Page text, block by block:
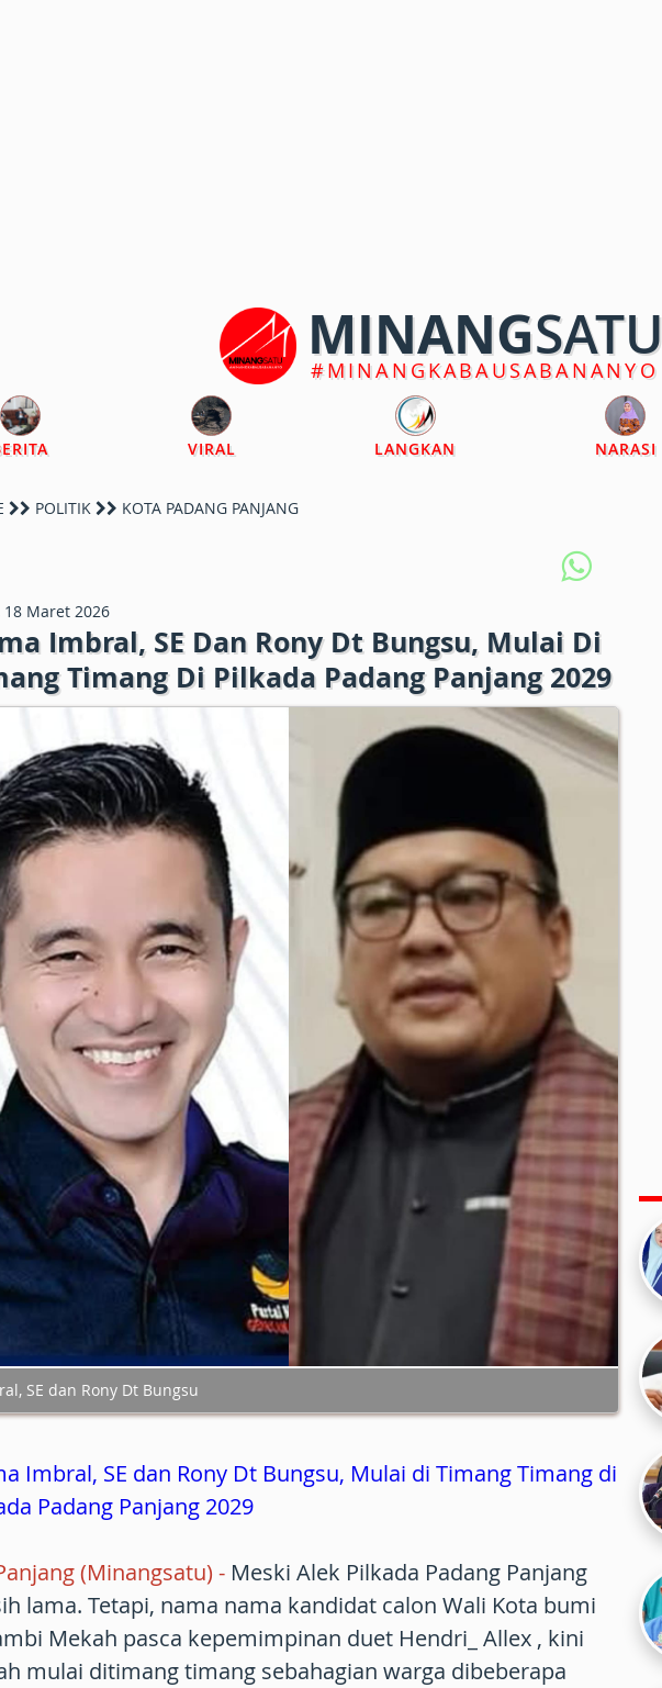
MINANGSATU
#MINANGKABAUSABANANYO
VIRAL LANGKAN NARASI
POLITIK KOTA PADANG PANJANG
18 Maret 2026
Imbral, SE Dan Rony Dt Bungsu, Mulai Di
Timang Di Pilkada Padang Panjang 2029
SE dan Rony Dt Bungsu
Imbral, SE dan Rony Dt Bungsu, Mulai di Timang Timang di
Padang Panjang 2029
(Minangsatu) - Meski Alek Pilkada Padang Panjang
lama. Tetapi, nama nama kandidat calon Wali Kota bumi
Mekah pasca kepemimpinan duet Hendri_ Allex , kini
mulai ditimang timang sebahagian warga dibeberapa